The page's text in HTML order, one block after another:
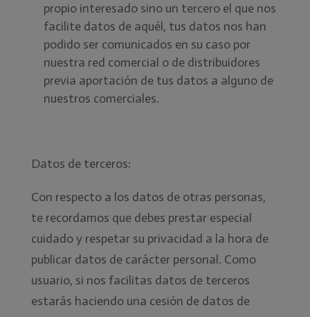
propio interesado sino un tercero el que nos
facilite datos de aquél, tus datos nos han
podido ser comunicados en su caso por
nuestra red comercial o de distribuidores
previa aportación de tus datos a alguno de
nuestros comerciales.
Datos de terceros:
Con respecto a los datos de otras personas,
te recordamos que debes prestar especial
cuidado y respetar su privacidad a la hora de
publicar datos de carácter personal. Como
usuario, si nos facilitas datos de terceros
estarás haciendo una cesión de datos de